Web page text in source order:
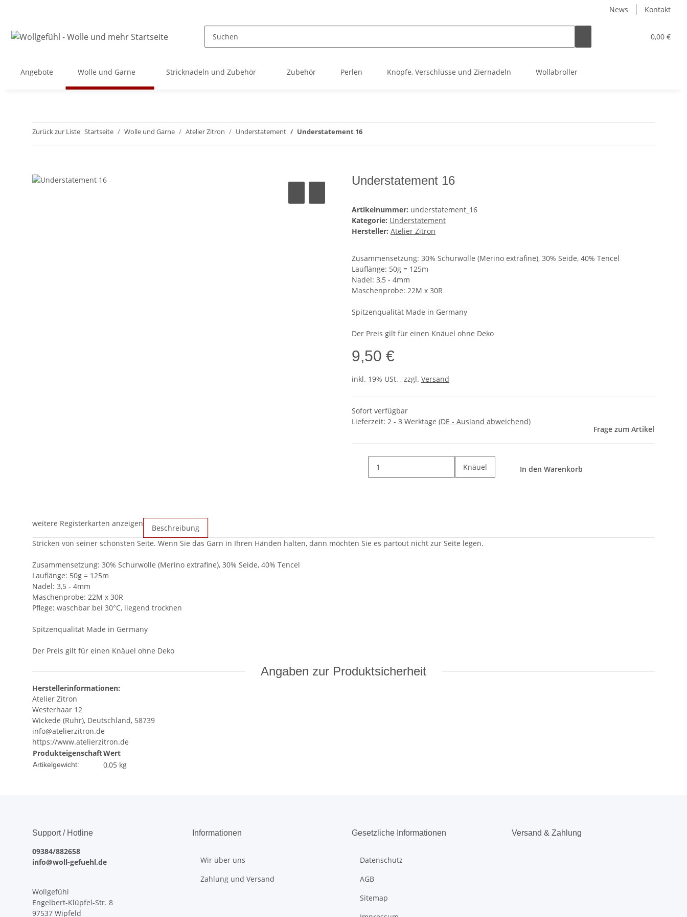
News Kontakt
0,00 €
Angebote Wolle und Garne Stricknadeln und Zubehör Zubehör Perlen Knöpfe, Verschlüsse und Ziernadeln Wollabroller
Zurück zur Liste Startseite Wolle und Garne Atelier Zitron Understatement Understatement 16
Understatement 16
Artikelnummer: understatement_16
Kategorie: Understatement
Hersteller: Atelier Zitron
Zusammensetzung: 30% Schurwolle (Merino extrafine), 30% Seide, 40% Tencel
Lauflänge: 50g = 125m
Nadel: 3,5 - 4mm
Maschenprobe: 22M x 30R
Spitzenqualität Made in Germany
Der Preis gilt für einen Knäuel ohne Deko
9,50 €
inkl. 19% USt. , zzgl. Versand
Sofort verfügbar
Lieferzeit: 2 - 3 Werktage (DE - Ausland abweichend)
Frage zum Artikel
Knäuel In den Warenkorb
weitere Registerkarten anzeigen
Beschreibung
Stricken von seiner schönsten Seite. Wenn Sie das Garn in Ihren Händen halten, dann möchten Sie es partout nicht zur Seite legen.
Zusammensetzung: 30% Schurwolle (Merino extrafine), 30% Seide, 40% Tencel
Lauflänge: 50g = 125m
Nadel: 3,5 - 4mm
Maschenprobe: 22M x 30R
Pflege: waschbar bei 30°C, liegend trocknen
Spitzenqualität Made in Germany
Der Preis gilt für einen Knäuel ohne Deko
Angaben zur Produktsicherheit
Herstellerinformationen:
Atelier Zitron
Westerhaar 12
Wickede (Ruhr), Deutschland, 58739
info@atelierzitron.de
https://www.atelierzitron.de
ProdukteigenschaftWert
Artikelgewicht: 0,05 kg
Support / Hotline
09384/882658
info@woll-gefuehl.de
Wollgefühl
Engelbert-Klüpfel-Str. 8
97537 Wipfeld
Informationen
Wir über uns
Zahlung und Versand
Gesetzliche Informationen
Datenschutz
AGB
Sitemap
Versand & Zahlung